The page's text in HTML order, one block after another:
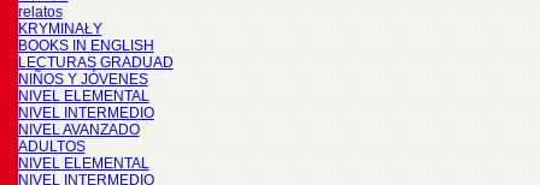
relatos
KRYMINAŁY
BOOKS IN ENGLISH
LECTURAS GRADUAD
NIÑOS Y JÓVENES
NIVEL ELEMENTAL
NIVEL INTERMEDIO
NIVEL AVANZADO
ADULTOS
NIVEL ELEMENTAL
NIVEL INTERMEDIO